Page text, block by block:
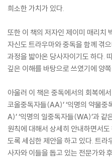
희소한 가치가 있다.
또한 이 책의 저자인 제이미 매리치
자신도 트라우마와 중독을 함께 겪
과정을 밟아온 당사자이기도 하다.
깊은 이해를 바탕으로 쓰였기에 양
아울러 이 책은 중독에서의 회복에
코올중독자들(AA)’ ‘익명의 약물중
A)’ ‘익명의 일중독자들(WA)’과 같
원칙에 대해서 상세히 안내하면서
도록 세심한 제안을 하고 있다. 트
사자와 이들을 돕고 있는 전문가와